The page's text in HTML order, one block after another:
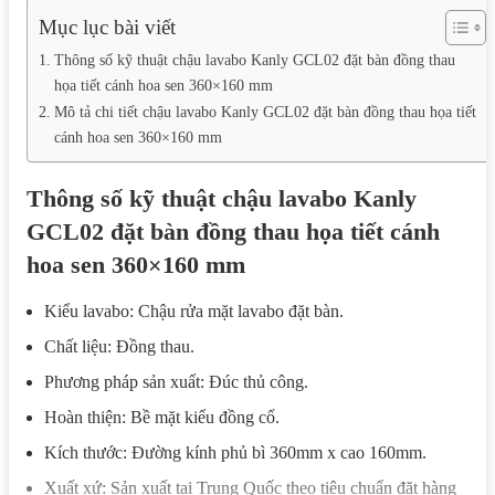
Mục lục bài viết
Thông số kỹ thuật chậu lavabo Kanly GCL02 đặt bàn đồng thau
họa tiết cánh hoa sen 360×160 mm
Mô tả chi tiết chậu lavabo Kanly GCL02 đặt bàn đồng thau họa tiết
cánh hoa sen 360×160 mm
Thông số kỹ thuật chậu lavabo Kanly
GCL02 đặt bàn đồng thau họa tiết cánh
hoa sen 360×160 mm
Kiểu lavabo: Chậu rửa mặt lavabo đặt bàn.
Chất liệu: Đồng thau.
Phương pháp sản xuất: Đúc thủ công.
Hoàn thiện: Bề mặt kiểu đồng cổ.
Kích thước: Đường kính phủ bì 360mm x cao 160mm.
Xuất xứ: Sản xuất tại Trung Quốc theo tiêu chuẩn đặt hàng